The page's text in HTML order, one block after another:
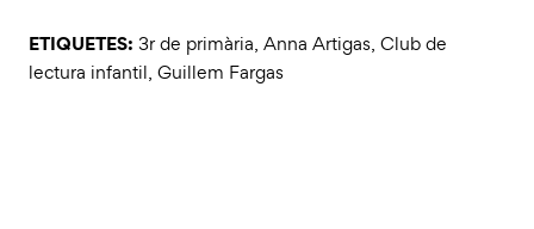
ETIQUETES: 3r de primària, Anna Artigas, Club de
lectura infantil, Guillem Fargas